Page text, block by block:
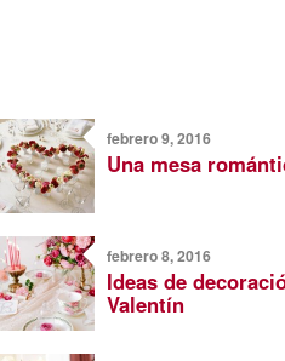
febrero 9, 2016
Una mesa
febrero 8, 2016
Ideas de
Valentín